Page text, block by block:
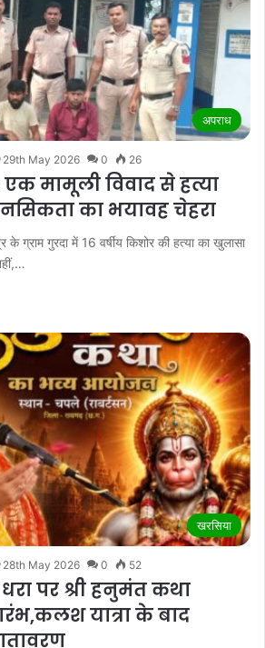
अपराध
29th May 2026 0 26
एक मामूली विवाद से हत्या
का भयावह चेहरा
के ग्राम गुरदा में 16 वर्षीय किशोर की हत्या का खुलासा
खरसिया
28th May 2026 0 52
पर श्री हनुमंत कथा
यात्रा के बाद